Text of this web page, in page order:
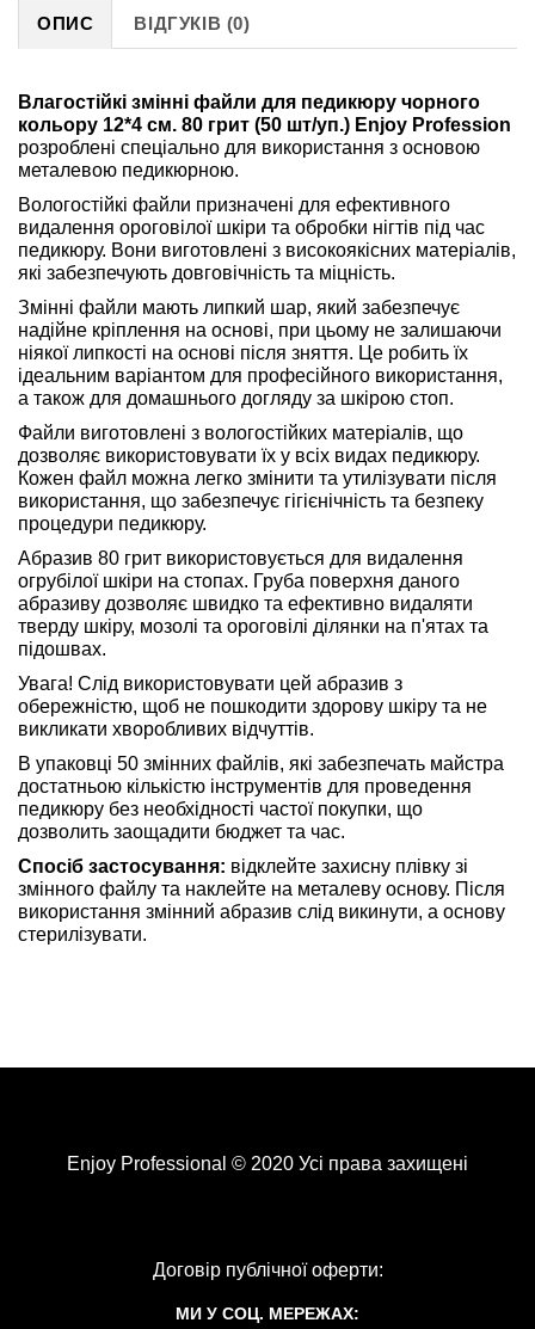
ОПИС ВІДГУКІВ (0)
Влагостійкі змінні файли для педикюру чорного
кольору 12*4 см. 80 грит (50 шт/уп.) Enjoy Profession
розроблені спеціально для використання з основою
металевою педикюрною.
Вологостійкі файли призначені для ефективного
видалення ороговілої шкіри та обробки нігтів під час
педикюру. Вони виготовлені з високоякісних матеріалів,
які забезпечують довговічність та міцність.
Змінні файли мають липкий шар, який забезпечує
надійне кріплення на основі, при цьому не залишаючи
ніякої липкості на основі після зняття. Це робить їх
ідеальним варіантом для професійного використання,
а також для домашнього догляду за шкірою стоп.
Файли виготовлені з вологостійких матеріалів, що
дозволяє використовувати їх у всіх видах педикюру.
Кожен файл можна легко змінити та утилізувати після
використання, що забезпечує гігієнічність та безпеку
процедури педикюру.
Абразив 80 грит використовується для видалення
огрубілої шкіри на стопах. Груба поверхня даного
абразиву дозволяє швидко та ефективно видаляти
тверду шкіру, мозолі та ороговілі ділянки на п'ятах та
підошвах.
Увага! Слід використовувати цей абразив з
обережністю, щоб не пошкодити здорову шкіру та не
викликати хворобливих відчуттів.
В упаковці 50 змінних файлів, які забезпечать майстра
достатньою кількістю інструментів для проведення
педикюру без необхідності частої покупки, що
дозволить заощадити бюджет та час.
Спосіб застосування: відклейте захисну плівку зі
змінного файлу та наклейте на металеву основу. Після
використання змінний абразив слід викинути, а основу
стерилізувати.
Enjoy Professional © 2020 Усі права захищені
Договір публічної оферти:
МИ У СОЦ. МЕРЕЖАХ: